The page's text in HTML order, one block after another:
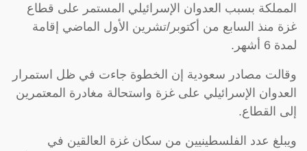
المملكة بسبب العدوان الإسرائيلي المستمر على قطاع
غزة منذ السابع من أكتوبر/تشرين الأول الماضي إقامة
لمدة 6 أشهر.
وقالت مصادر سعودية إن الخطوة جاءت في ظل استمرار
العدوان الإسرائيلي على غزة واستحالة مغادرة المعتمرين
إلى القطاع.
ويبلغ عدد الفلسطينيين من سكان غزة العالقين في